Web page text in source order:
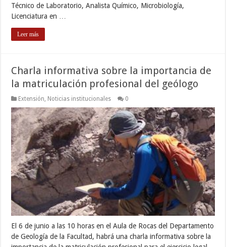
Técnico de Laboratorio, Analista Químico, Microbiología,
Licenciatura en …
Leer más
Charla informativa sobre la importancia de
la matriculación profesional del geólogo
Extensión, Noticias institucionales 0
El 6 de junio a las 10 horas en el Aula de Rocas del Departamento
de Geología de la Facultad, habrá una charla informativa sobre la